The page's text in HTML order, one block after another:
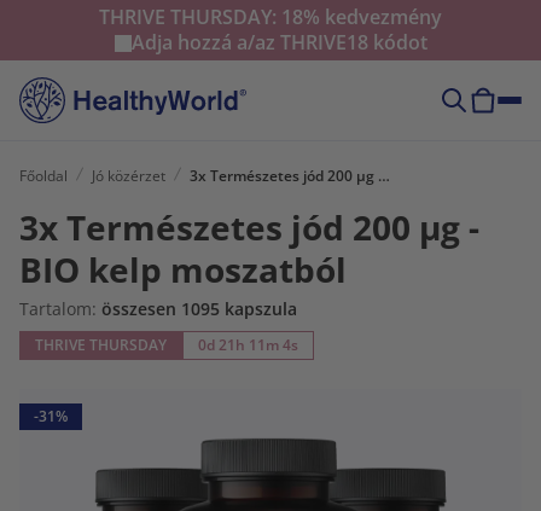
THRIVE THURSDAY: 18% kedvezmény
Adja hozzá a/az THRIVE18 kódot
Főoldal Jó közérzet 3x Természetes jód 200 µg - BIO kelp moszatból
3x Természetes jód 200 µg -
BIO kelp moszatból
Tartalom: összesen 1095 kapszula
THRIVE THURSDAY 0d 21h 11m 3s
-31%